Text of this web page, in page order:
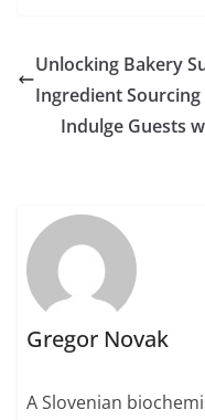
Unlocking Bakery
Ingredient Sourcing
Indulge Guests
Gregor Novak
A Slovenian